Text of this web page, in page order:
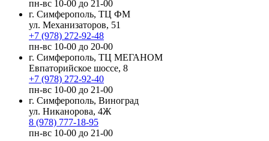
пн-вс 10-00 до 21-00
г. Симферополь, ТЦ ФМ
ул. Механизаторов, 51
+7 (978) 272-92-48
пн-вс 10-00 до 20-00
г. Симферополь, ТЦ МЕГАНОМ
Евпаторийское шоссе, 8
+7 (978) 272-92-40
пн-вс 10-00 до 21-00
г. Симферополь, Виноград
ул. Никанорова, 4Ж
8 (978) 777-18-95
пн-вс 10-00 до 21-00